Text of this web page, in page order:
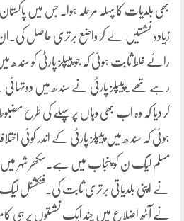
بھی بلدیات کا پہلہ مرحلہ ہوا۔ جس میں
زیادہ نشستیں لے کر واضع برتری حاصل کی۔ان
رائے غلط ثابت ہوئی کہ جو پیپلز پارٹی کو
رہے تھے۔پیپلز پارٹی نے سند ھ میں
کر دیا کہ وہ اب بھی وہاں پر پہلے کی طرح
ہوئی کہ سند ھ میں پیپلز پارٹی کے اندر کوئی
مسلم لیگ ن کو پنجاب میں ہے۔سکھر شہر میں
نے اپنی بلدیاتی برتری ثابت کی۔فنکشنل لیگ
نے آٹھ اضلاع میں چند ایک نشستوں پر ہی